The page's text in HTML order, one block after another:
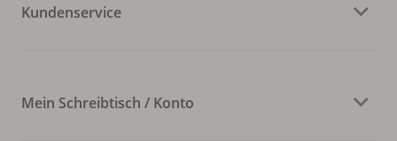
Kundenservice
Mein Schreibtisch / Konto